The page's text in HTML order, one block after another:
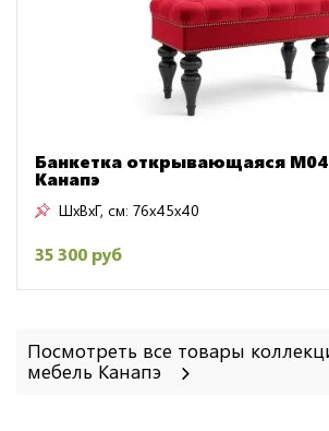
Банкетка открывающаяся
Канапэ
ШxВxГ, см: 76x45x40
35 300 руб
Посмотреть все товары
мебель Канапэ